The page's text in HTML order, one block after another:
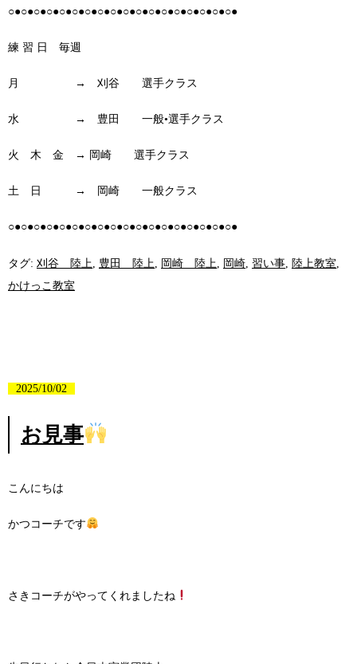
○●○●○●○●○●○●○●○●○●○●○●○●○●○●○●○●○●○●
練 習 日 毎週
月 → 刈谷 選手クラス
水 → 豊田 一般•選手クラス
火 木 金 → 岡崎 選手クラス
土 日 → 岡崎 一般クラス
○●○●○●○●○●○●○●○●○●○●○●○●○●○●○●○●○●○●
タグ: 刈谷 陸上 豊田 陸上 岡崎 陸上 岡崎 習い事 陸上教室
かけっこ教室
2025/10/02
お見事
こんにちは
かつコーチです
さきコーチがやってくれましたね